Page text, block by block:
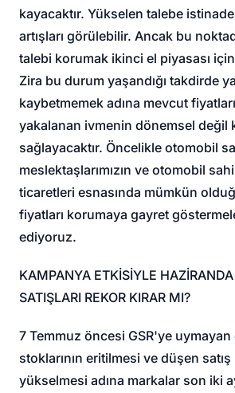
kayacaktır. Yükselen talebe
artışları görülebilir. Ancak bu
talebi korumak ikinci el piyasası
Zira bu durum yaşandığı takdirde
kaybetmemek adına mevcut
yakalanan ivmenin dönemsel değil
sağlayacaktır. Öncelikle otomobil
meslektaşlarımızın ve otomobil
ticaretleri esnasında mümkün
fiyatları korumaya gayret
ediyoruz.
KAMPANYA ETKİSİYLE HAZİRANDA
SATIŞLARI REKOR KIRAR MI?
7 Temmuz öncesi GSR'ye
stoklarının eritilmesi ve düşen
yükselmesi adına markalar son iki